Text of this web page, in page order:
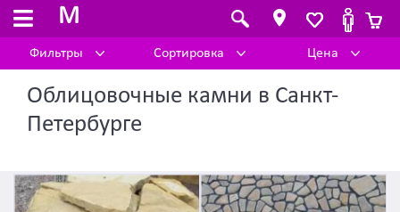
M
Фильтры Сортировка Цена
Облицовочные камни в Санкт-
Петербурге